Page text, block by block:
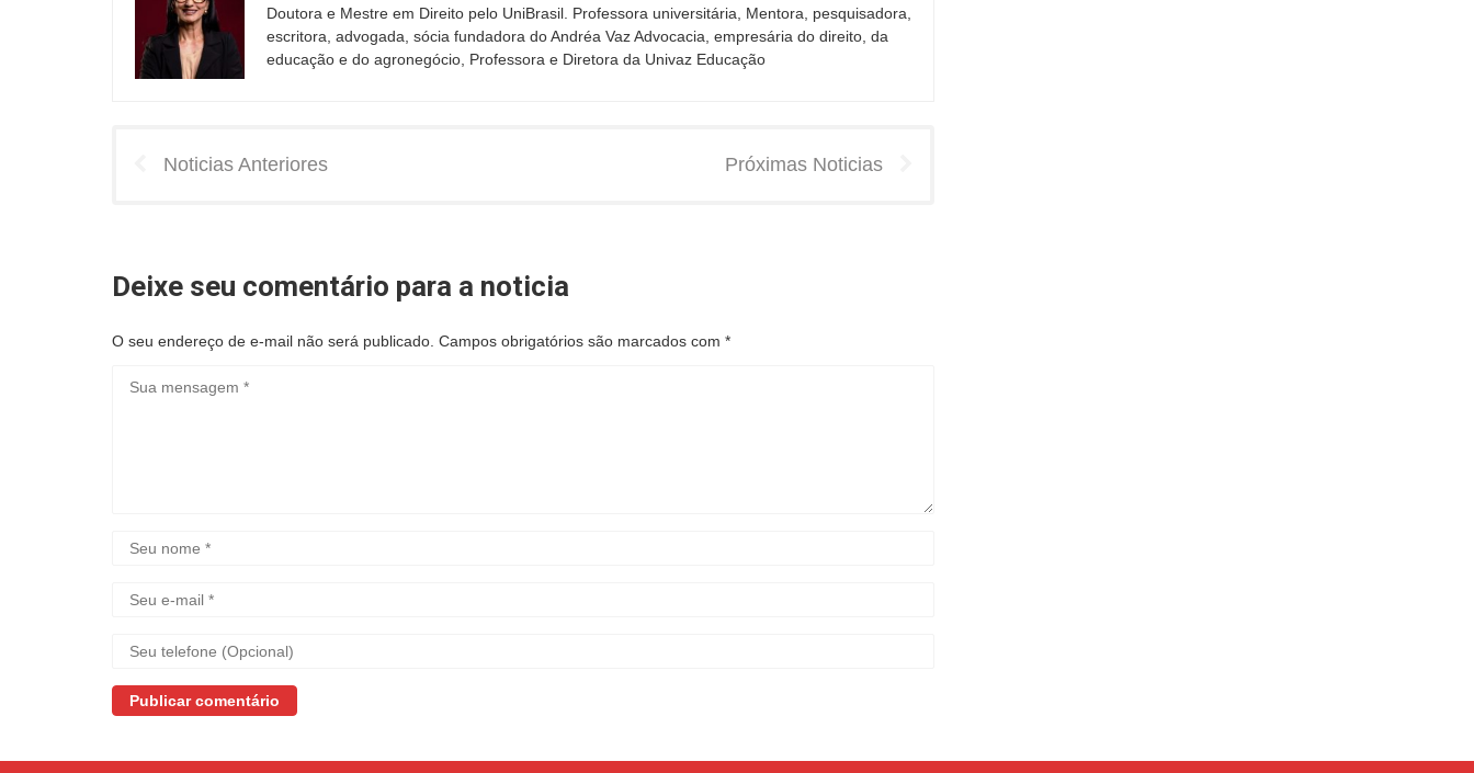
Doutora e Mestre em Direito pelo UniBrasil. Professora universitária, Mentora, pesquisadora,
escritora, advogada, sócia fundadora do Andréa Vaz Advocacia, empresária do direito, da
educação e do agronegócio, Professora e Diretora da Univaz Educação
Noticias Anteriores Próximas Noticias
Deixe seu comentário para a noticia
O seu endereço de e-mail não será publicado. Campos obrigatórios são marcados com *